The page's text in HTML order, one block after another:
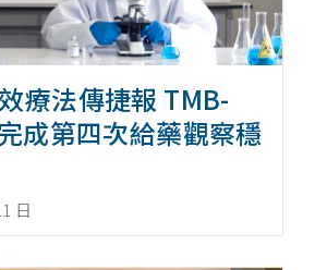
療法傳捷報 TMB-
成第四次給藥觀察穩
日